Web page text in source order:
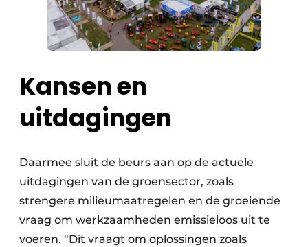
Kansen en
uitdagingen
Daarmee sluit de beurs aan op de actuele
uitdagingen van de groensector, zoals
strengere milieumaatregelen en de groeiende
vraag om werkzaamheden emissieloos uit te
voeren. “Dit vraagt om oplossingen zoals